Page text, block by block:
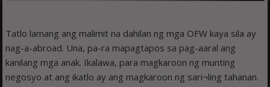
Tatlo lamang ang malimit na dahilan ng mga OFW kaya sila ay
nag-a-abroad. Una, pa-ra mapagtapos sa pag-aaral ang
kanilang mga anak. Ikalawa, para magkaroon ng munting
negosyo at ang ikatlo ay ang magkaroon ng sari¬ling tahanan.